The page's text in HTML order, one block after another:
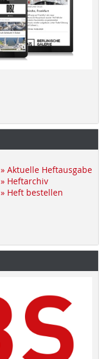
» Aktuelle Heftausgabe
» Heftarchiv
» Heft bestellen